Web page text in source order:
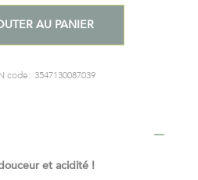
AU PANIER
code: 3547130087039
et acidité !​